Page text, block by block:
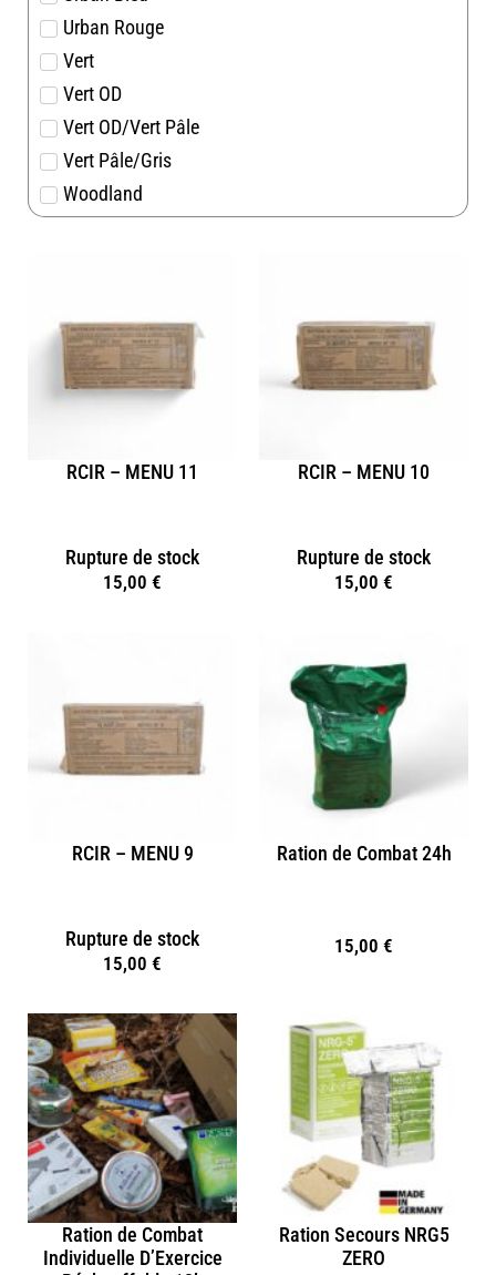
Urban Rouge
Vert
Vert OD
Vert OD/Vert Pâle
Vert Pâle/Gris
Woodland
RCIR – MENU 11
Rupture de stock
15,00 €
RCIR – MENU 10
Rupture de stock
15,00 €
RCIR – MENU 9
Rupture de stock
15,00 €
Ration de Combat 24h
15,00 €
Ration de Combat
Individuelle D’Exercice
Ration Secours NRG5
ZERO